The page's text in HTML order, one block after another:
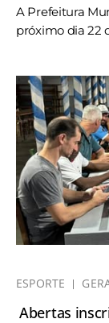
A Prefeitura
próximo dia 22
ESPORTE
Abertas